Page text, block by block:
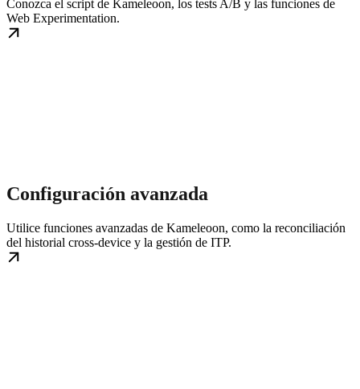
Conozca el script de Kameleoon, los tests A/B y las funciones de
Web Experimentation.
Configuración avanzada
Utilice funciones avanzadas de Kameleoon, como la reconciliación
del historial cross-device y la gestión de ITP.